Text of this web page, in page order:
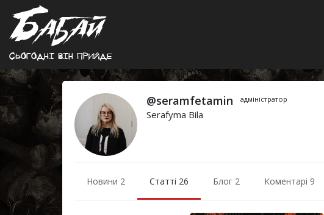
Сьогоднi вiн прийде
@seramfetamin адміністратор
Serafyma Bila
Новини 2 Статті 26 Блог 2 Коментарі 9